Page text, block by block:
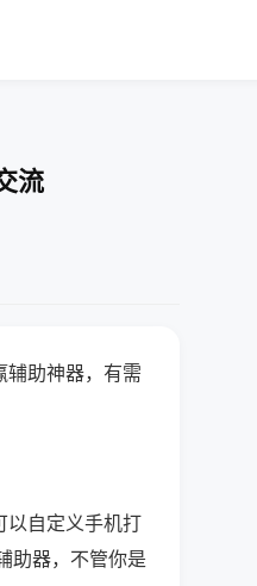
流
辅助神器，有需
以自定义手机打
助器，不管你是